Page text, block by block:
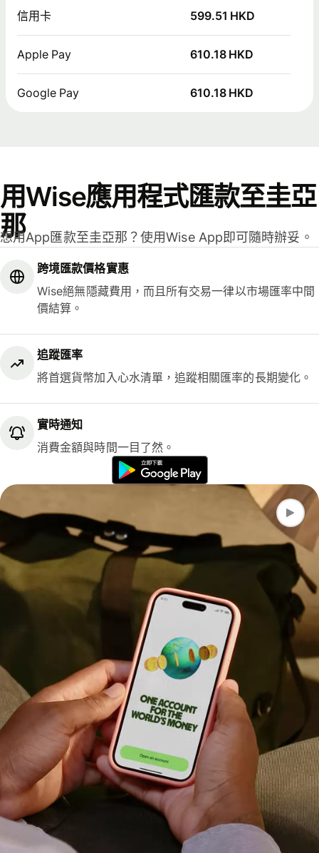
信用卡 599.51 HKD
Apple Pay 610.18 HKD
Google Pay 610.18 HKD
用Wise應用程式匯款至圭亞
那
想用App匯款至圭亞那？使用Wise App即可隨時辦妥。
跨境匯款價格實惠
Wise絕無隱藏費用，而且所有交易一律以市場匯率中間
價結算。
追蹤匯率
將首選貨幣加入心水清單，追蹤相關匯率的長期變化。
實時通知
消費金額與時間一目了然。